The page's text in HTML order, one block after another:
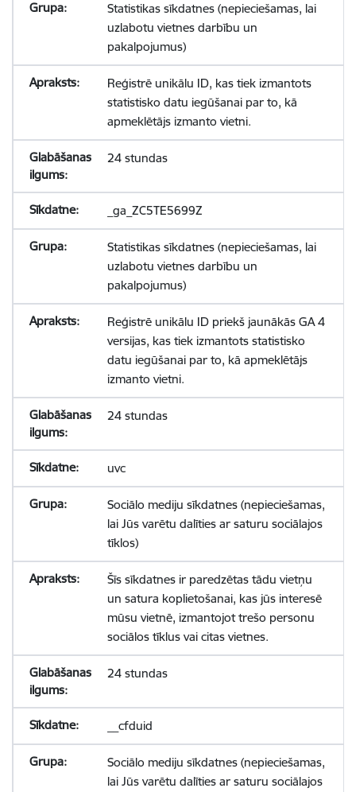
Statistikas sīkdatnes (nepieciešamas, lai
uzlabotu vietnes darbību un
pakalpojumus)
Reģistrē unikālu ID, kas tiek izmantots
statistisko datu iegūšanai par to, kā
apmeklētājs izmanto vietni.
24 stundas
_ga_ZC5TE5699Z
Statistikas sīkdatnes (nepieciešamas, lai
uzlabotu vietnes darbību un
pakalpojumus)
Reģistrē unikālu ID priekš jaunākās GA 4
versijas, kas tiek izmantots statistisko
datu iegūšanai par to, kā apmeklētājs
izmanto vietni.
24 stundas
uvc
Sociālo mediju sīkdatnes (nepieciešamas,
lai Jūs varētu dalīties ar saturu sociālajos
tīklos)
Šīs sīkdatnes ir paredzētas tādu vietņu
un satura koplietošanai, kas jūs interesē
mūsu vietnē, izmantojot trešo personu
sociālos tīklus vai citas vietnes.
24 stundas
__cfduid
Sociālo mediju sīkdatnes (nepieciešamas,
lai Jūs varētu dalīties ar saturu sociālajos